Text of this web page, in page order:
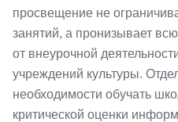
просвещение не
занятий, а пронизывает
от внеурочной
учреждений культуры.
необходимости обучать
критической оценки